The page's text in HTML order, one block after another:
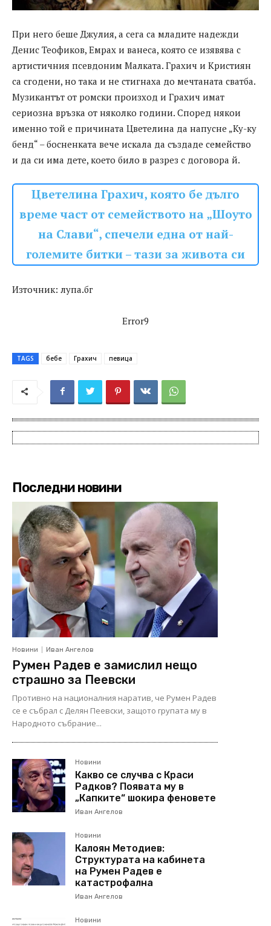
При него беше Джулия, а сега са младите надежди
Денис Теофиков, Емрах и ванеса, която се изявява с
артистичния псевдоним Малката. Грахич и Кристиян
са сгодени, но така и не стигнаха до мечтаната сватба.
Музикантът от ромски произход и Грахич имат
сериозна връзка от няколко години. Според някои
именно той е причината Цветелина да напусне „Ку-ку
бенд“ – босненката вече искала да създаде семейство
и да си има дете, което било в разрез с договора й.
Цветелина Грахич, която бе дълго
време част от семейството на „Шоуто
на Слави“, спечели една от най-
големите битки – тази за живота си
Източник: лупа.бг
Error9
TAGS бебе Грахич певица
Последни новини
Новини Иван Ангелов
Румен Радев е замислил нещо
страшно за Пеевски
Противно на националния наратив, че Румен Радев
се е събрал с Делян Пеевски, защото групата му в
Народното събрание...
Новини
Какво се случва с Краси
Радков? Появата му в
„Капките“ шокира феновете
Иван Ангелов
Новини
Калоян Методиев:
Структурата на кабинета
на Румен Радев е
катастрофална
Иван Ангелов
Новини